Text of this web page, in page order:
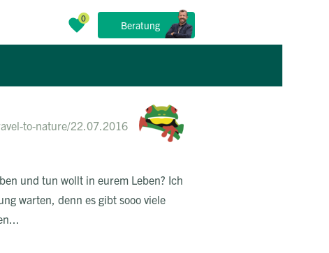
Beratung
to-nature/22.07.2016
und tun wollt in eurem Leben? Ich
warten, denn es gibt sooo viele